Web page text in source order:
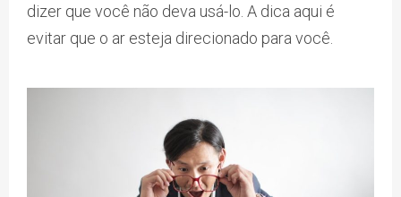
dizer que você não deva usá-lo. A dica aqui é
evitar que o ar esteja direcionado para você.